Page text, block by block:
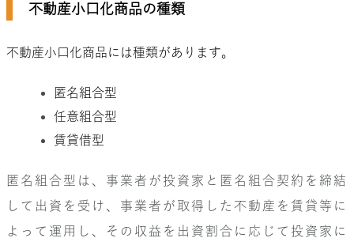
不動産小口化商品の種類
不動産小口化商品には種類があります。
匿名組合型
任意組合型
賃貸借型
匿名組合型は、事業者が投資家と匿名組合契約を締結
して出資を受け、事業者が取得した不動産を賃貸等に
よって運用し、その収益を出資割合に応じて投資家に